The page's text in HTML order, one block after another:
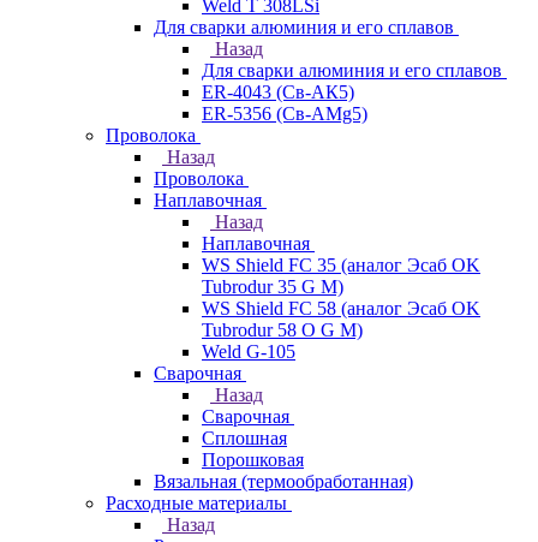
Weld T 308LSi
Для сварки алюминия и его сплавов
Назад
Для сварки алюминия и его сплавов
ER-4043 (Св-АК5)
ER-5356 (Св-АМg5)
Проволока
Назад
Проволока
Наплавочная
Назад
Наплавочная
WS Shield FC 35 (аналог Эсаб OK
Tubrodur 35 G M)
WS Shield FC 58 (аналог Эсаб OK
Tubrodur 58 O G M)
Weld G-105
Сварочная
Назад
Сварочная
Сплошная
Порошковая
Вязальная (термообработанная)
Расходные материалы
Назад